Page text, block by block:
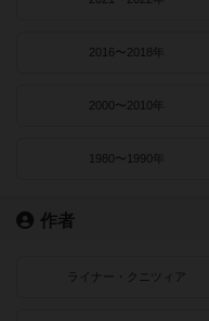
2016〜2018年
2000〜2010年
1980〜1990年
作者
ライナー・クニツィア